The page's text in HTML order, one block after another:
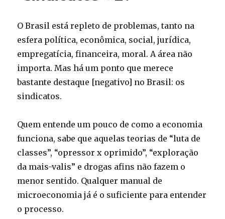
posicionar
a
favor
do
Uber
O Brasil está repleto de problemas, tanto na
esfera política, econômica, social, jurídica,
empregatícia, financeira, moral. A área não
importa. Mas há um ponto que merece
bastante destaque [negativo] no Brasil: os
sindicatos.
Quem entende um pouco de como a economia
funciona, sabe que aquelas teorias de “luta de
classes”, “opressor x oprimido”, “exploração
da mais-valis” e drogas afins não fazem o
menor sentido. Qualquer manual de
microeconomia já é o suficiente para entender
o processo.